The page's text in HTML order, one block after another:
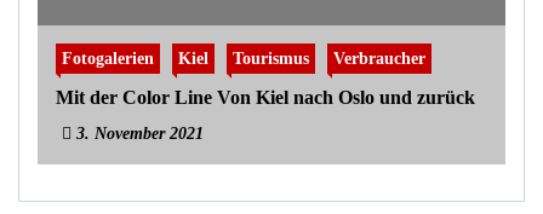
Fotogalerien Kiel Tourismus Verbraucher
Mit der Color Line Von Kiel nach Oslo und zurück
3. November 2021